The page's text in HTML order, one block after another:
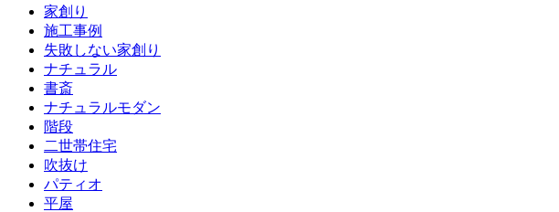
家創り
施工事例
失敗しない家創り
ナチュラル
書斎
ナチュラルモダン
階段
二世帯住宅
吹抜け
パティオ
平屋